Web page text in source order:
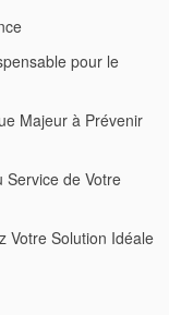
pour le
Majeur à Prévenir
Service de Votre
Votre Solution Idéale